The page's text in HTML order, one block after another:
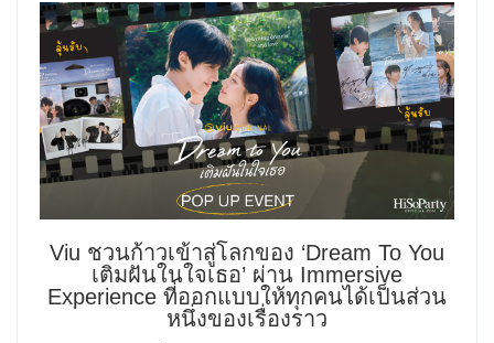
Viu ชวนก้าวเข้าสู่โลกของ ‘Dream To You
เติมฝันในใจเธอ’ ผ่าน Immersive
Experience ที่ออกแบบให้ทุกคนได้เป็นส่วน
หนึ่งของเรื่องราว